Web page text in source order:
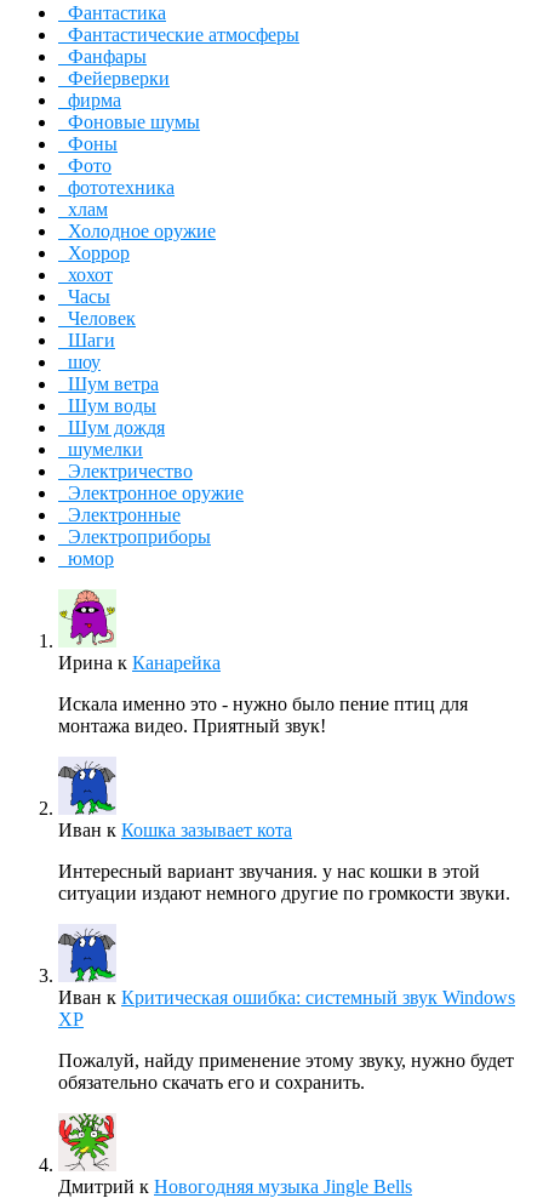
Фантастика
Фантастические атмосферы
Фанфары
Фейерверки
фирма
Фоновые шумы
Фоны
Фото
фототехника
хлам
Холодное оружие
Хоррор
хохот
Часы
Человек
Шаги
шоу
Шум ветра
Шум воды
Шум дождя
шумелки
Электричество
Электронное оружие
Электронные
Электроприборы
юмор
Ирина к Канарейка
Искала именно это - нужно было пение птиц для
монтажа видео. Приятный звук!
Иван к Кошка зазывает кота
Интересный вариант звучания. у нас кошки в этой
ситуации издают немного другие по громкости звуки.
Иван к Критическая ошибка: системный звук Windows
XP
Пожалуй, найду применение этому звуку, нужно будет
обязательно скачать его и сохранить.
Дмитрий к Новогодняя музыка Jingle Bells